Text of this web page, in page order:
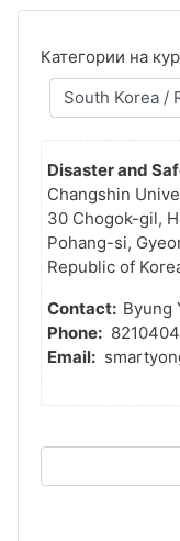
Категории на
Disaster and
Changshin
30 Chogok-gil,
Pohang-si,
Republic of
Contact: Byung
Phone:
Email: